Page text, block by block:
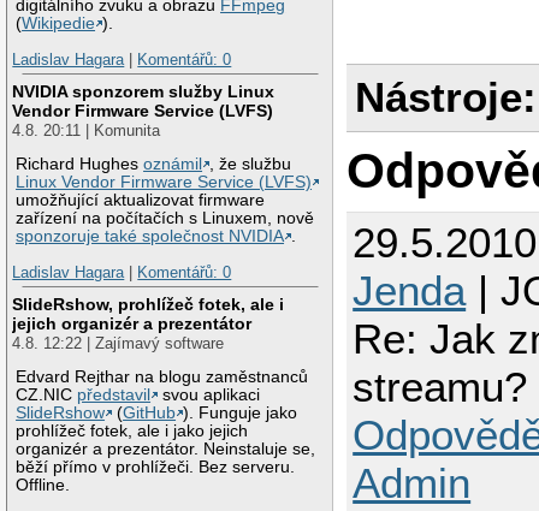
digitálního zvuku a obrazu FFmpeg
(Wikipedie ).
Ladislav Hagara| Komentářů: 0
NVIDIA sponzorem služby Linux
Vendor Firmware Service (LVFS)
4.8. 20:11 | Komunita
Richard Hughesoznámil
, že službu
Linux Vendor Firmware Service (LVFS)
umožňující aktualizovat firmware
zařízení na počítačích s Linuxem, nově
sponzoruje také společnost NVIDIA .
Ladislav Hagara| Komentářů: 0
SlideRshow, prohlížeč fotek, ale i
jejich organizér a prezentátor
4.8. 12:22 | Zajímavý software
Edvard Rejthar na blogu zaměstnanců
CZ.NIC představil
svou aplikaci
SlideRshow
(GitHub ). Funguje jako
prohlížeč fotek, ale i jako jejich
organizér a prezentátor. Neinstaluje se,
běží přímo v prohlížeči. Bez serveru.
Offline.
Nástroje:
Jenda|
Re: Jak
streamu?
Admin